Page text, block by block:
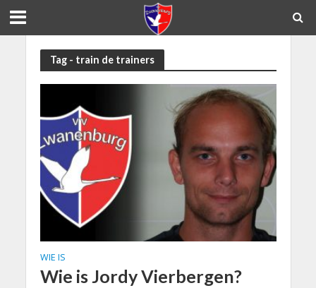
Tag - train de trainers
WIE IS
Wie is Jordy Vierbergen?